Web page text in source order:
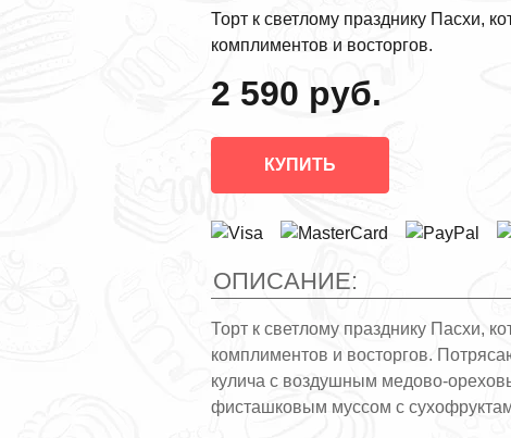
Торт к светлому празднику Пасхи,
комплиментов и восторгов.
2 590 руб.
КУПИТЬ
ОПИСАНИЕ:
Торт к светлому празднику Пасхи,
комплиментов и восторгов.
кулича с воздушным медово-
фисташковым муссом с